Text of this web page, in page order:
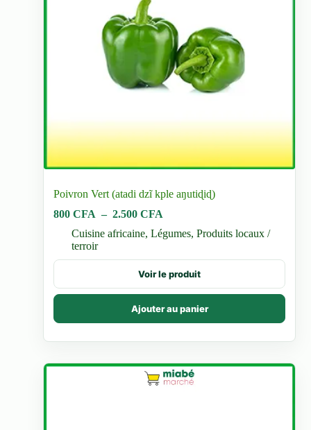
Poivron Vert (atadi dzĩ kple aŋutiɖiɖ)
800CFA – 2.500CFA
prix :
à
2.500 CFA
Cuisine africaine,Légumes,Produits locaux /
terroir
Voir le produit
Ajouter au panier
Ce
a
plusieurs
Les
options
être